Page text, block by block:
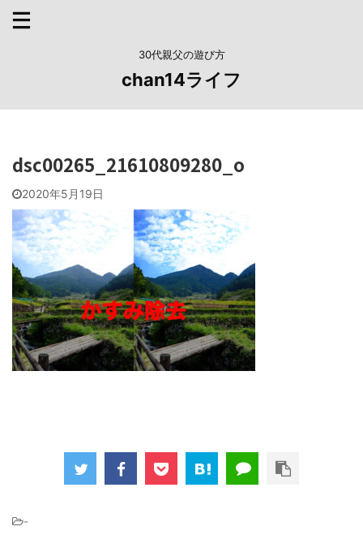
30代親父の遊び方
chan14ライフ
dsc00265_21610809280_o
2020年5月19日
-